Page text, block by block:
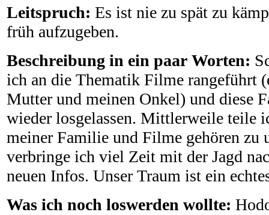
Leitspruch: Es ist nie zu spät zu
früh aufzugeben.
Beschreibung in ein paar Worten:
ich an die Thematik Filme rangeführt
Mutter und meinen Onkel) und diese
wieder losgelassen. Mittlerweile teile
meiner Familie und Filme gehören zu
verbringe ich viel Zeit mit der Jagd
neuen Infos. Unser Traum ist ein
Was ich noch loswerden wollte: